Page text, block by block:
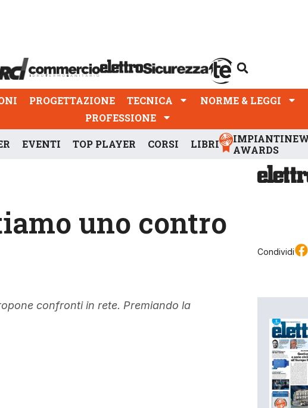
PROGETTAZIONE TECNICA NORME & LEGGI
PROFESSIONE
EVENTI TOP PLAYER CORSI LIBRI
AWARDS
uno contro
Condividi
confronti in rete. Premiando la